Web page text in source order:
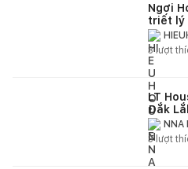
Ngơi
triết lý
3lượt
LT
Đắk
và hệ
nhiên
NNA
3lượt